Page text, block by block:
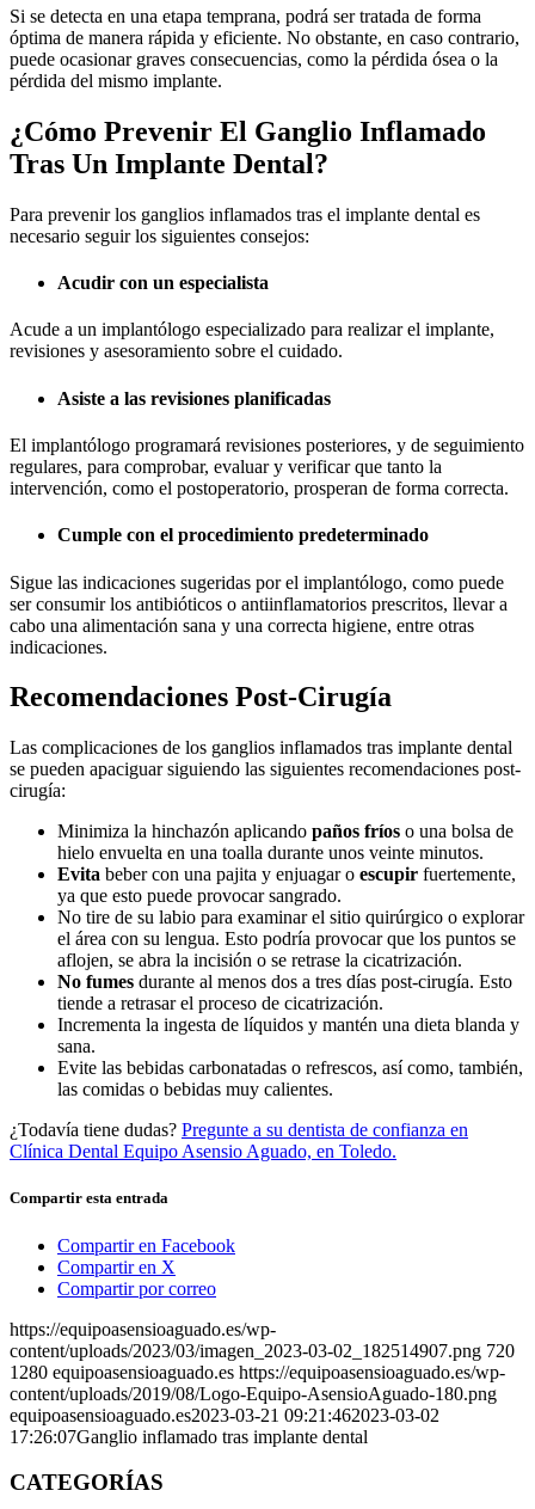
Si se detecta en una etapa temprana, podrá ser tratada de forma
óptima de manera rápida y eficiente. No obstante, en caso contrario,
puede ocasionar graves consecuencias, como la pérdida ósea o la
pérdida del mismo implante.
¿Cómo Prevenir El Ganglio Inflamado
Tras Un Implante Dental?
Para prevenir los ganglios inflamados tras el implante dental es
necesario seguir los siguientes consejos:
Acudir con un especialista
Acude a un implantólogo especializado para realizar el implante,
revisiones y asesoramiento sobre el cuidado.
Asiste a las revisiones planificadas
El implantólogo programará revisiones posteriores, y de seguimiento
regulares, para comprobar, evaluar y verificar que tanto la
intervención, como el postoperatorio, prosperan de forma correcta.
Cumple con el procedimiento predeterminado
Sigue las indicaciones sugeridas por el implantólogo, como puede
serconsumirlos antibióticos o antiinflamatorios prescritos, llevar a
cabo una alimentación sana y una correcta higiene, entre otras
indicaciones.
Recomendaciones Post-Cirugía
Las complicaciones de los ganglios inflamados tras implante dental
se pueden apaciguar siguiendo las siguientes recomendaciones post-
cirugía:
Minimiza la hinchazón aplicando paños fríos o una bolsa de
hielo envuelta en una toalla durante unos veinte minutos.
Evita beber con una pajita y enjuagar o escupir fuertemente,
ya que esto puede provocar sangrado.
No tire de su labio para examinar el sitio quirúrgico o explorar
el área con su lengua. Esto podría provocar que los puntos se
aflojen, se abra la incisión o se retrase la cicatrización.
No fumes durante al menos dos a tres días post-cirugía. Esto
tiende a retrasar el proceso de cicatrización.
Incrementa la ingesta de líquidos y mantén una dieta blanda y
sana.
Evite las bebidas carbonatadas o refrescos, asícomo, también,
las comidas o bebidas muy calientes.
¿Todavía tiene dudas? Pregunte a su dentista de confianza en
Clínica Dental Equipo Asensio Aguado, en Toledo.
Compartir esta entrada
Compartir en Facebook
Compartir en X
Compartir por correo
https://equipoasensioaguado.es/wp-
content/uploads/2023/03/imagen_2023-03-02_182514907.png 720
1280 equipoasensioaguado.es https://equipoasensioaguado.es/wp-
content/uploads/2019/08/Logo-Equipo-AsensioAguado-180.png
equipoasensioaguado.es2023-03-21 09:21:462023-03-02
17:26:07Ganglio inflamado tras implante dental
CATEGORÍAS